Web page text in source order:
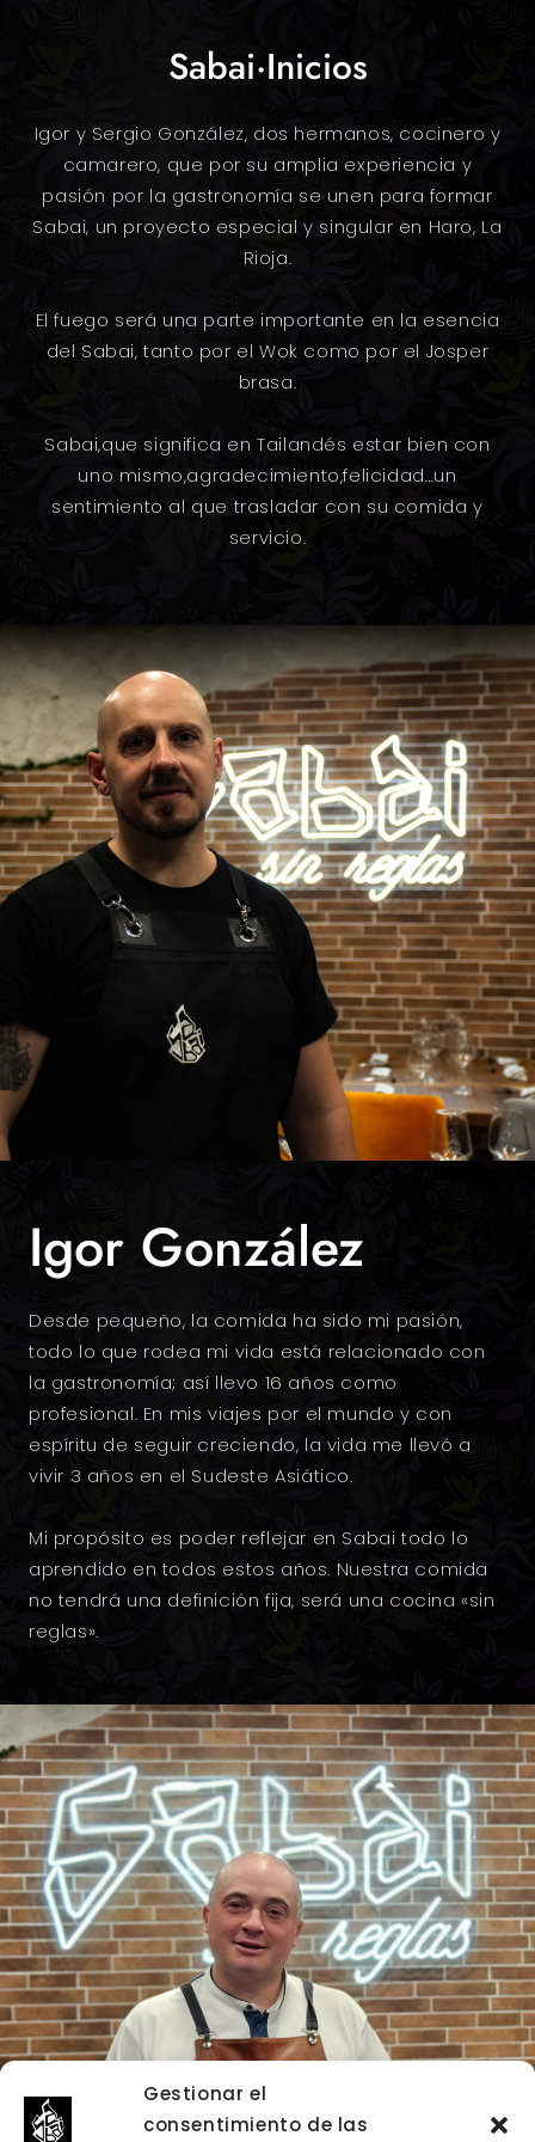
Gestionar el
consentimiento de las
Sabai·Inicios
Igor y Sergio González, dos hermanos, cocinero y
camarero, que por su amplia experiencia y
pasión por la gastronomía se unen para formar
Sabai, un proyecto especial y singular en Haro, La
Rioja.
El fuego será una parte importante en la esencia
del Sabai, tanto por el Wok como por el Josper
brasa.
Sabai,que significa en Tailandés estar bien con
uno mismo,agradecimiento,felicidad…un
sentimiento al que trasladar con su comida y
servicio.
Igor González
Desde pequeño, la comida ha sido mi pasión,
todo lo que rodea mi vida está relacionado con
la gastronomía; así llevo 16 años como
profesional. En mis viajes por el mundo y con
espíritu de seguir creciendo, la vida me llevó a
vivir 3 años en el Sudeste Asiático.
Mi propósito es poder reflejar en Sabai todo lo
aprendido en todos estos años. Nuestra comida
no tendrá una definición fija, será una cocina «sin
reglas».